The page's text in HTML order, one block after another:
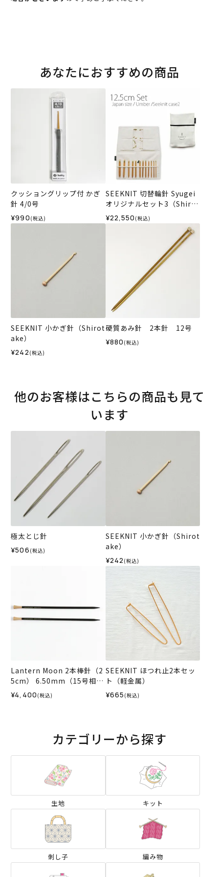
あなたにおすすめの商品
クッショングリップ付 かぎ
針 4/0号
¥990 (税込)
SEEKNIT 切替輪針 Syugei
オリジナルセット3（Shirot
ake）
¥22,550 (税込)
SEEKNIT 小かぎ針（Shirot
ake）
¥242 (税込)
硬質あみ針 2本針 12号
¥880 (税込)
他のお客様はこちらの商品も見て
います
極太とじ針
¥506 (税込)
SEEKNIT 小かぎ針（Shirot
ake）
¥242 (税込)
Lantern Moon 2本棒針（2
5cm） 6.50mm（15号相
当）
¥4,400 (税込)
SEEKNIT ほつれ止2本セッ
ト（軽金属）
¥665 (税込)
カテゴリーから探す
生地 キット
刺し子 編み物